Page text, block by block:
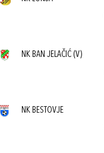
NK BAN JELAČIĆ (V)
NK BESTOVJE